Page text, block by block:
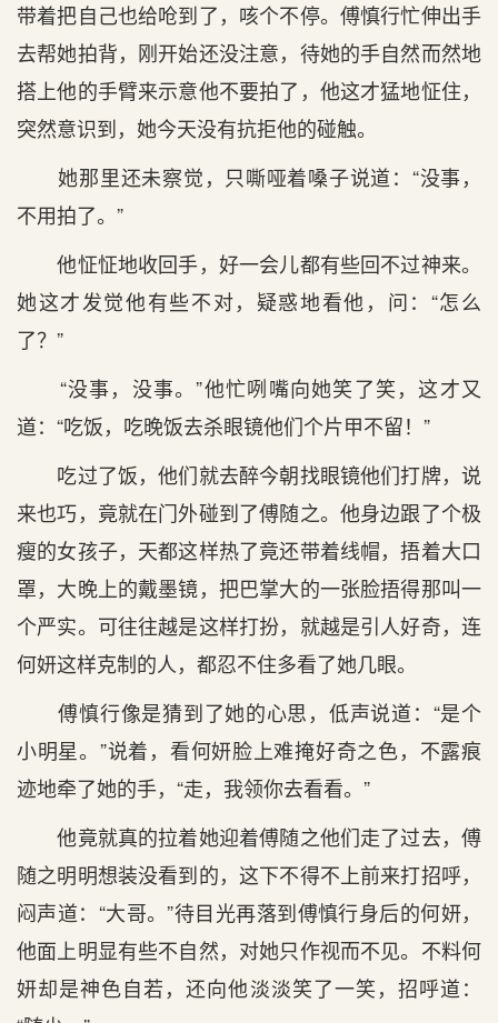
带着把自己也给呛到了，咳个不停。傅慎行忙伸出手
去帮她拍背，刚开始还没注意，待她的手自然而然地
搭上他的手臂来示意他不要拍了，他这才猛地怔住，
突然意识到，她今天没有抗拒他的碰触。
她那里还未察觉，只嘶哑着嗓子说道：“没事，
不用拍了。”
他怔怔地收回手，好一会儿都有些回不过神来。
她这才发觉他有些不对，疑惑地看他，问：“怎么
了？”
“没事，没事。”他忙咧嘴向她笑了笑，这才又
道：“吃饭，吃晚饭去杀眼镜他们个片甲不留！”
吃过了饭，他们就去醉今朝找眼镜他们打牌，说
来也巧，竟就在门外碰到了傅随之。他身边跟了个极
瘦的女孩子，天都这样热了竟还带着线帽，捂着大口
罩，大晚上的戴墨镜，把巴掌大的一张脸捂得那叫一
个严实。可往往越是这样打扮，就越是引人好奇，连
何妍这样克制的人，都忍不住多看了她几眼。
傅慎行像是猜到了她的心思，低声说道：“是个
小明星。”说着，看何妍脸上难掩好奇之色，不露痕
迹地牵了她的手，“走，我领你去看看。”
他竟就真的拉着她迎着傅随之他们走了过去，傅
随之明明想装没看到的，这下不得不上前来打招呼，
闷声道：“大哥。”待目光再落到傅慎行身后的何妍，
他面上明显有些不自然，对她只作视而不见。不料何
妍却是神色自若，还向他淡淡笑了一笑，招呼道：